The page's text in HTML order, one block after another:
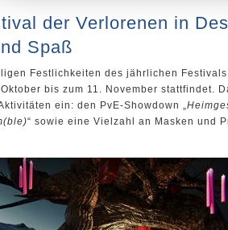
der Verlorenen in
Spaß
Festlichkeiten des jährlichen
bis zum 11. November stattfindet.
ein: den PvE-Showdown „
“ sowie eine Vielzahl an Masken und